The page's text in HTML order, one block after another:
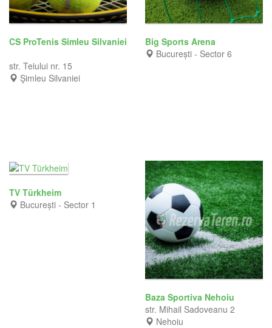
CS ProTenis Simleu Silvaniei
str. Teiului nr. 15
Şimleu Silvaniei
Big Sports Arena
București - Sector 6
TV Türkheim
București - Sector 1
Baza Sportiva Nehoiu
str. Mihail Sadoveanu 2
Nehoiu